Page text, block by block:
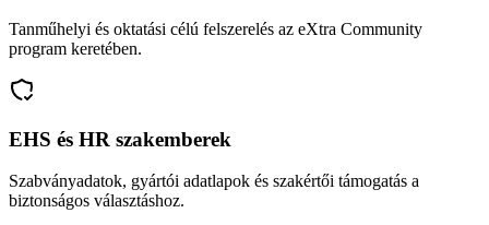
Tanműhelyi és oktatási célú felszerelés az eXtra Community
program keretében.
EHS és HR szakemberek
Szabványadatok, gyártói adatlapok és szakértői támogatás a
biztonságos választáshoz.